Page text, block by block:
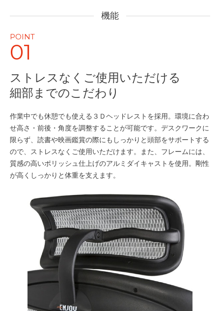
機能
POINT
01
ストレスなくご使用いただける
細部までのこだわり
作業中でも休憩でも使える３Ｄヘッドレストを採用。環境に合わ
せ高さ・前後・角度を調整することが可能です。デスクワークに
限らず、読書や映画鑑賞の際にもしっかりと頭部をサポートする
ので、ストレスなくご使用いただけます。また、フレームには、
質感の高いポリッシュ仕上げのアルミダイキャストを使用。剛性
が高くしっかりと体重を支えます。